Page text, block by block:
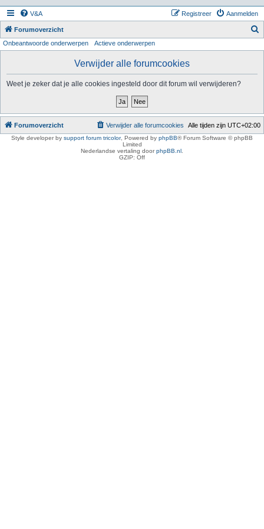
V&A Aanmelden
Registreer
Forumoverzicht
Onbeantwoorde onderwerpen Actieve onderwerpen
Verwijder alle forumcookies
Weet je zeker dat je alle cookies ingesteld door dit forum wil verwijderen?
Forumoverzicht Alle tijden zijn UTC+02:00
Verwijder alle forumcookies
Style developer by support forum tricolor, Powered by phpBB® Forum Software © phpBB
Limited
Nederlandse vertaling doorphpBB.nl
GZIP: Off